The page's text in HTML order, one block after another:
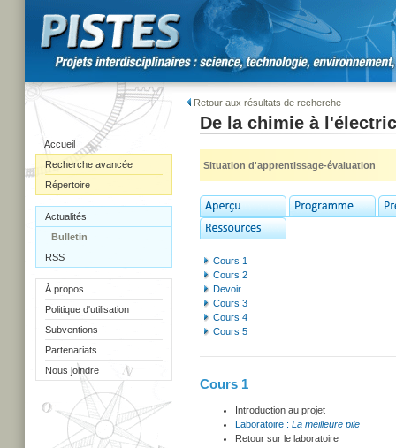
Accueil
Recherche avancée
Répertoire
Actualités
Bulletin
RSS
À propos
Politique d'utilisation
Subventions
Partenariats
Nous joindre
Retour aux résultats de recherche
De la chimie à
Situation d'apprentissage-évaluation
Cours 1
Cours 2
Devoir
Cours 3
Cours 4
Cours 5
Cours 1
Introduction au projet
Laboratoire : La meilleure pile
Retour sur le laboratoire